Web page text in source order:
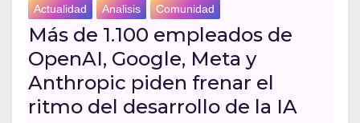
Actualidad Analisis Comunidad
Más de 1.100 empleados de
OpenAI, Google, Meta y
Anthropic piden frenar el
ritmo del desarrollo de la IA